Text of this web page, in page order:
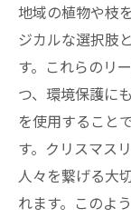
地域の植物や枝
ジカルな選択肢
す。これらのリ
つ、環境保護に
を使用すること
す。クリスマス
人々を繋げる大
れます。このよ